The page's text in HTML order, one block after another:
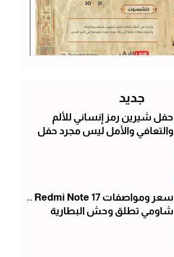
جديد
حفل شيرين رمز إنساني للألم
والتعافي والأمل ليس مجرد حفل
سعر ومواصفات Redmi Note 17 ..
شاومي تطلق وحش البطارية